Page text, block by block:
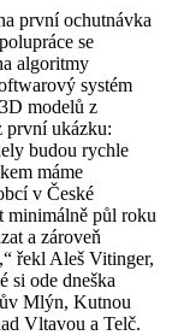
první ochutnávka
se
algoritmy
systém
modelů z
ukázku:
budou rychle
máme
v České
půl roku
a zároveň
řekl Aleš Vitinger,
ode dneška
Mlýn, Kutnou
Vltavou a Telč.